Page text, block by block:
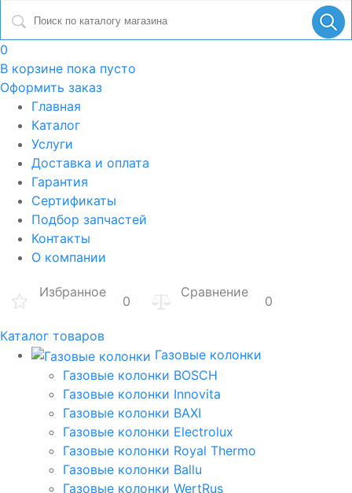
0
В корзине пока пусто
Оформить заказ
Главная
Каталог
Услуги
Доставка и оплата
Гарантия
Сертификаты
Подбор запчастей
Контакты
О компании
Избранное
0
Сравнение
0
Каталог товаров
Газовые колонки
Газовые колонки BOSCH
Газовые колонки Innovita
Газовые колонки BAXI
Газовые колонки Electrolux
Газовые колонки Royal Thermo
Газовые колонки Ballu
Газовые колонки WertRus